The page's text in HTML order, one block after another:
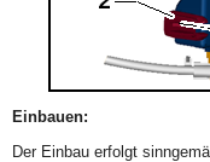
Einbauen:
Der Einbau erfolgt